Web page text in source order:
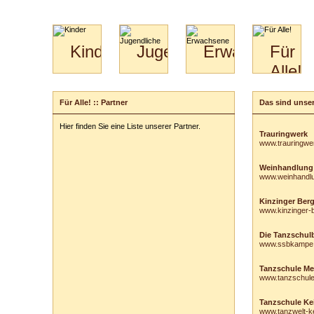
Kinder
Kids
&
Kiga-
Kids
JugendlicheErwachsene
Specials
Paare
Hochzeitstanzkurs
Für
Alle!
Bilder
Download
Video
Partner
Für Alle! :: Partner
Hier finden Sie eine Liste unserer Partner.
Das sind
Trauringwerk
Kinzinger
www.kinzinger-
Die
Tanzschule
Tanzschule
www.tanzwelt-